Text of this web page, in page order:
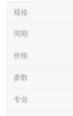
规格
周期
价格
参数
专业